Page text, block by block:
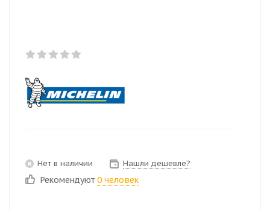
Нет в наличии Нашли дешевле?
Рекомендуют 0 человек